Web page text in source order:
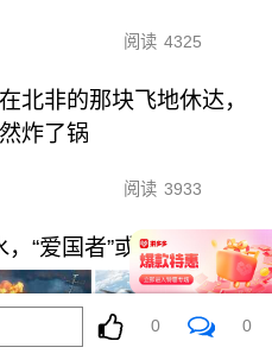
阅读 4325
北非的那块飞地休达，
炸了锅
阅读 3933
“爱国者”或空头支票
0 0